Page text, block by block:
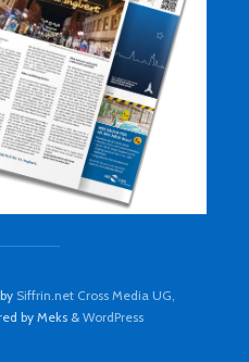
Siffrin.net Cross Media UG,
by Meks &WordPress